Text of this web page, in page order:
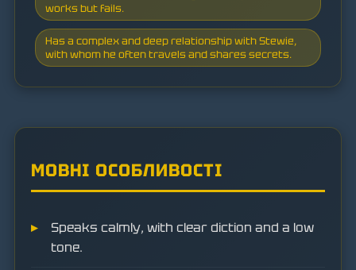
works but fails.
Has a complex and deep relationship with Stewie,
with whom he often travels and shares secrets.
МОВНІ ОСОБЛИВОСТІ
Speaks calmly, with clear diction and a low
tone.